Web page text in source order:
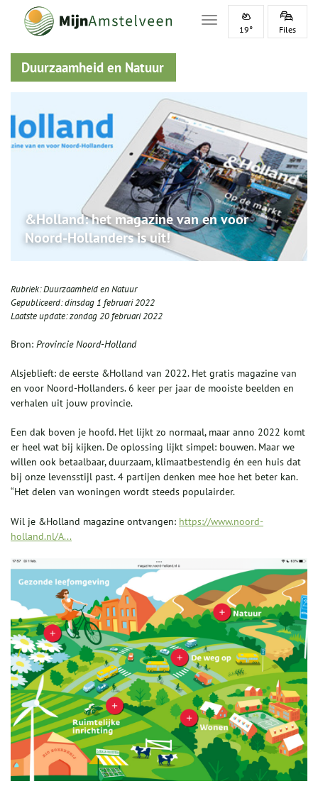
Toggle navigation
19° Files
Duurzaamheid en Natuur
&Holland: het magazine van en voor
Noord-Hollanders is uit!
Rubriek:Duurzaamheid en Natuur
Gepubliceerd:dinsdag 1 februari 2022
Laatste update:zondag 20 februari 2022
Bron: Provincie Noord-Holland
Alsjeblieft: de eerste &Holland van 2022. Het gratis magazine van
en voor Noord-Hollanders. 6 keer per jaar de mooiste beelden en
verhalen uit jouw provincie.
Een dak boven je hoofd. Het lijkt zo normaal, maar anno 2022 komt
er heel wat bij kijken. De oplossing lijkt simpel: bouwen. Maar we
willen ook betaalbaar, duurzaam, klimaatbestendig én een huis dat
bij onze levensstijl past. 4 partijen denken mee hoe het beter kan.
“Het delen van woningen wordt steeds populairder.
Wil je &Holland magazine ontvangen: https://www.noord-
holland.nl/A...